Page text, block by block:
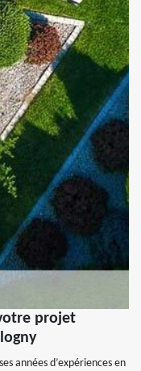
projet
années d’expériences en